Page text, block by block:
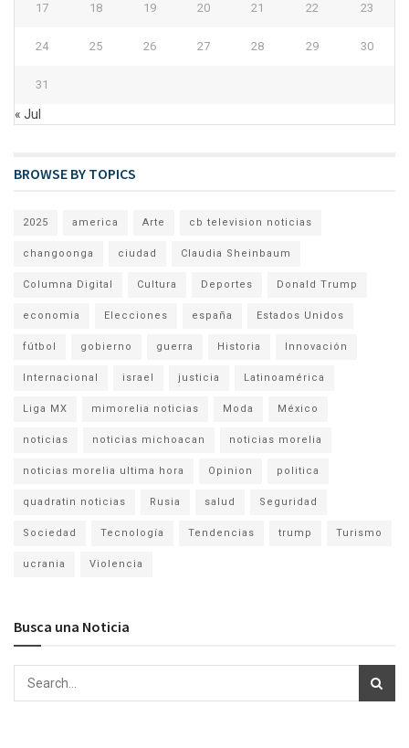
17 18 19 20 21 22 23
24 25 26 27 28 29 30
31
« Jul
BROWSE BY TOPICS
2025 america Arte cb television noticias
changoonga ciudad Claudia Sheinbaum
Columna Digital Cultura Deportes Donald Trump
economia Elecciones españa Estados Unidos
fútbol gobierno guerra Historia Innovación
Internacional israel justicia Latinoamérica
Liga MX mimorelia noticias Moda México
noticias noticias michoacan noticias morelia
noticias morelia ultima hora Opinion politica
quadratin noticias Rusia salud Seguridad
Sociedad Tecnología Tendencias trump Turismo
ucrania Violencia
Busca una Noticia